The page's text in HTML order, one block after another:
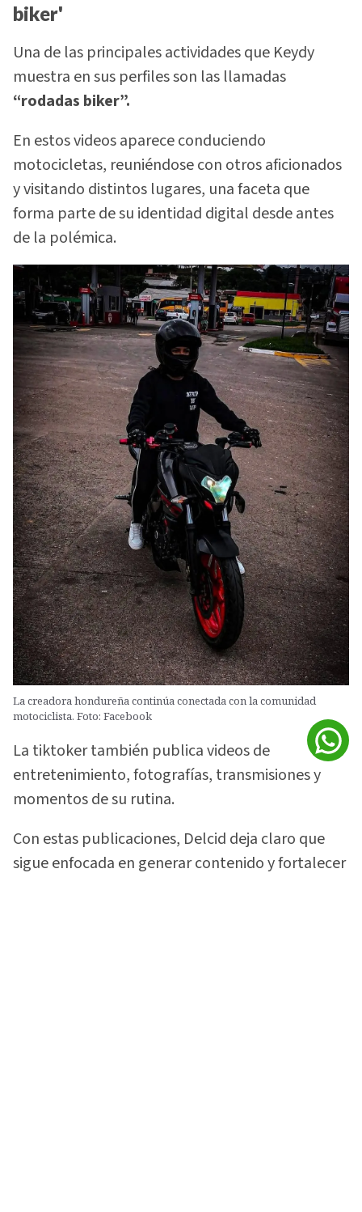
biker'
Una de las principales actividades que Keydy
muestra en sus perfiles son las llamadas
“rodadas biker”.
En estos videos aparece conduciendo
motocicletas, reuniéndose con otros aficionados
y visitando distintos lugares, una faceta que
forma parte de su identidad digital desde antes
de la polémica.
La creadora hondureña continúa conectada con la comunidad
motociclista. Foto: Facebook
La tiktoker también publica videos de
entretenimiento, fotografías, transmisiones y
momentos de su rutina.
Con estas publicaciones, Delcid deja claro que
sigue enfocada en generar contenido y fortalecer